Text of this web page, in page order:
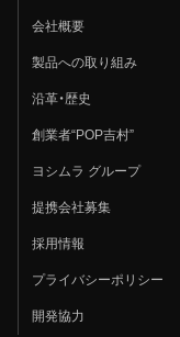
会社概要
製品への取り組み
沿革・歴史
創業者“POP吉村”
ヨシムラ グループ
提携会社募集
採用情報
プライバシーポリシー
開発協力